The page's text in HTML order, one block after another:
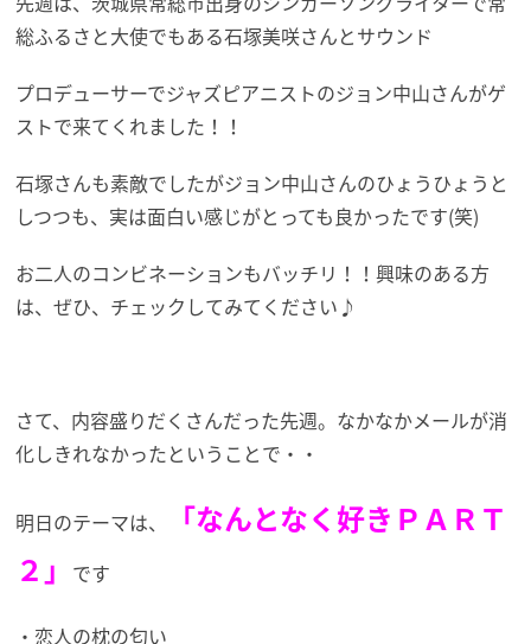
総ふるさと大使でもある石塚美咲さんとサウンド
プロデューサーでジャズピアニストのジョン中山さんがゲ
ストで来てくれました！！
石塚さんも素敵でしたがジョン中山さんのひょうひょうと
しつつも、実は面白い感じがとっても良かったです(笑)
お二人のコンビネーションもバッチリ！！興味のある方
は、ぜひ、チェックしてみてください♪
さて、内容盛りだくさんだった先週。なかなかメールが消
化しきれなかったということで・・
明日のテーマは、
「なんとなく好きＰＡＲＴ
２」
です
・恋人の枕の匂い